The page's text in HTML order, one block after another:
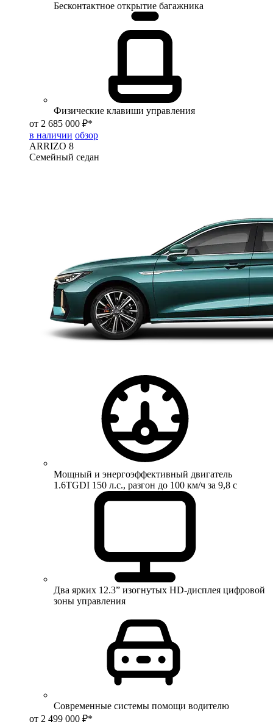
Бесконтактное открытие багажника
Физические клавиши управления
от 2 685 000 ₽*
в наличии обзор
ARRIZO 8
Семейный седан
Мощный и энергоэффективный двигатель
1.6TGDI 150 л.с., разгон до 100 км/ч за 9,8 с
Два ярких 12.3” изогнутых HD-дисплея цифровой
зоны управления
Современные системы помощи водителю
от 2 499 000 ₽*